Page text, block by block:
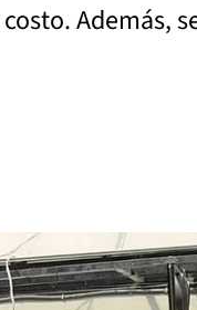
Además,